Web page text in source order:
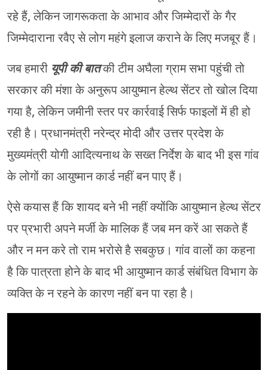
रहे हैं, लेकिन जागरूकता के आभाव और जिम्मेदारों के गैर
जिम्मेदाराना रवैए से लोग महंगे इलाज कराने के लिए मजबूर हैं।
जब हमारी यूपी की बातकी टीम अघैला ग्राम सभा पहुंची तो
सरकार की मंशा के अनुरूप आयुष्मान हेल्थ सेंटर तो खोल दिया
गया है, लेकिन जमीनी स्तर पर कार्रवाई सिर्फ फाइलों में ही हो
रही है। प्रधानमंत्री नरेन्द्र मोदी और उत्तर प्रदेश के
मुख्यमंत्री योगी आदित्यनाथ के सख्त निर्देश के बाद भी इस गांव
के लोगों का आयुष्मान कार्ड नहीं बन पाए हैं।
ऐसे कयास हैं कि शायद बने भी नहीं क्योंकि आयुष्मान हेल्थ सेंटर
पर प्रभारी अपने मर्जी के मालिक हैं जब मन करें आ सकते हैं
और न मन करे तो राम भरोसे है सबकुछ। गांव वालों का कहना
है कि पात्रता होने के बाद भी आयुष्मान कार्ड संबंधित विभाग के
व्यक्ति के न रहने के कारण नहीं बन पा रहा है।